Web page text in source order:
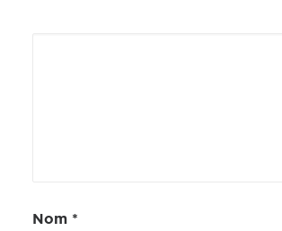
Nom *